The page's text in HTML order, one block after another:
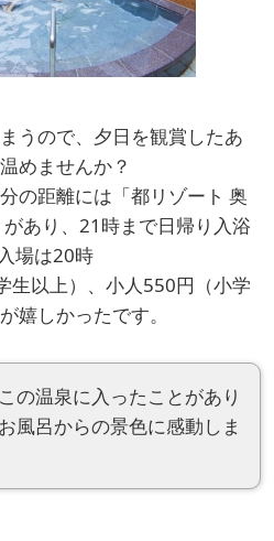
うので、夕日を観賞したあ
めませんか？
の距離には「都リゾート 奥
あり、21時まで日帰り入浴
場は20時
生以上）、小人550円（小学
嬉しかったです。
の温泉に入ったことがあり
風呂からの景色に感動しま